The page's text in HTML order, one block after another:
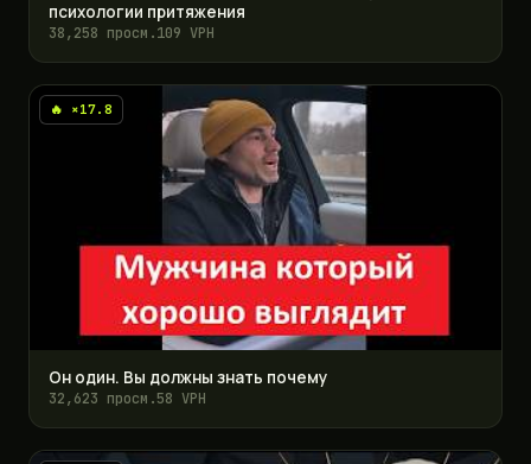
психологии притяжения
38,258 просм.109 VPH
🔥 ×17.8
Он один. Вы должны знать почему
32,623 просм.58 VPH